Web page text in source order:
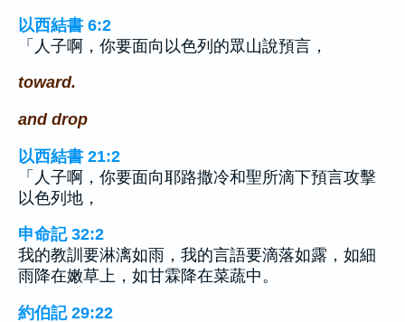
以西結書 6:2
「人子啊，你要面向以色列的眾山說預言，
toward.
and drop
以西結書 21:2
「人子啊，你要面向耶路撒冷和聖所滴下預言攻擊
以色列地，
申命記 32:2
我的教訓要淋漓如雨，我的言語要滴落如露，如細
雨降在嫩草上，如甘霖降在菜蔬中。
約伯記 29:22